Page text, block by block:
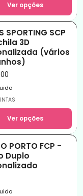
Ver opções
SPORTING SCP
3D
(vários
Ver opções
PORTO FCP -
Duplo